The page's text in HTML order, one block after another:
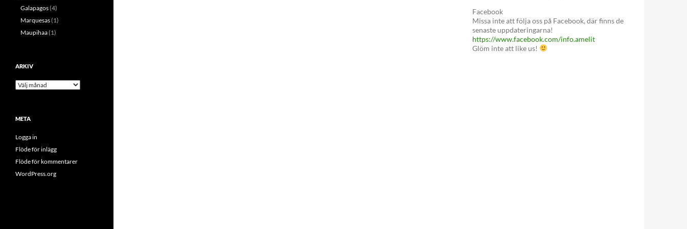
Facebook
Missa inte att följa oss på Facebook, där finns de
senaste uppdateringarna!
https://www.facebook.com/info.amelit
Glöm inte att like us!
Galapagos(4)
Marquesas(1)
Maupihaa(1)
ARKIV
Arkiv
META
Logga in
Flöde för inlägg
Flöde för kommentarer
WordPress.org